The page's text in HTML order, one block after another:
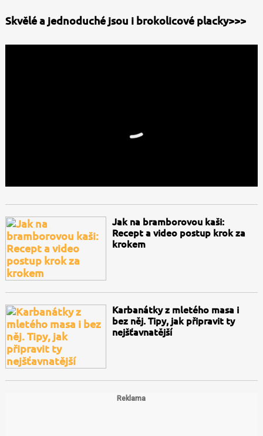
Skvělé a jednoduché jsou i brokolicové placky>>>
Jak na bramborovou kaši:
Recept a video postup krok za
krokem
Karbanátky z mletého masa i
bez něj. Tipy, jak připravit ty
nejšťavnatější